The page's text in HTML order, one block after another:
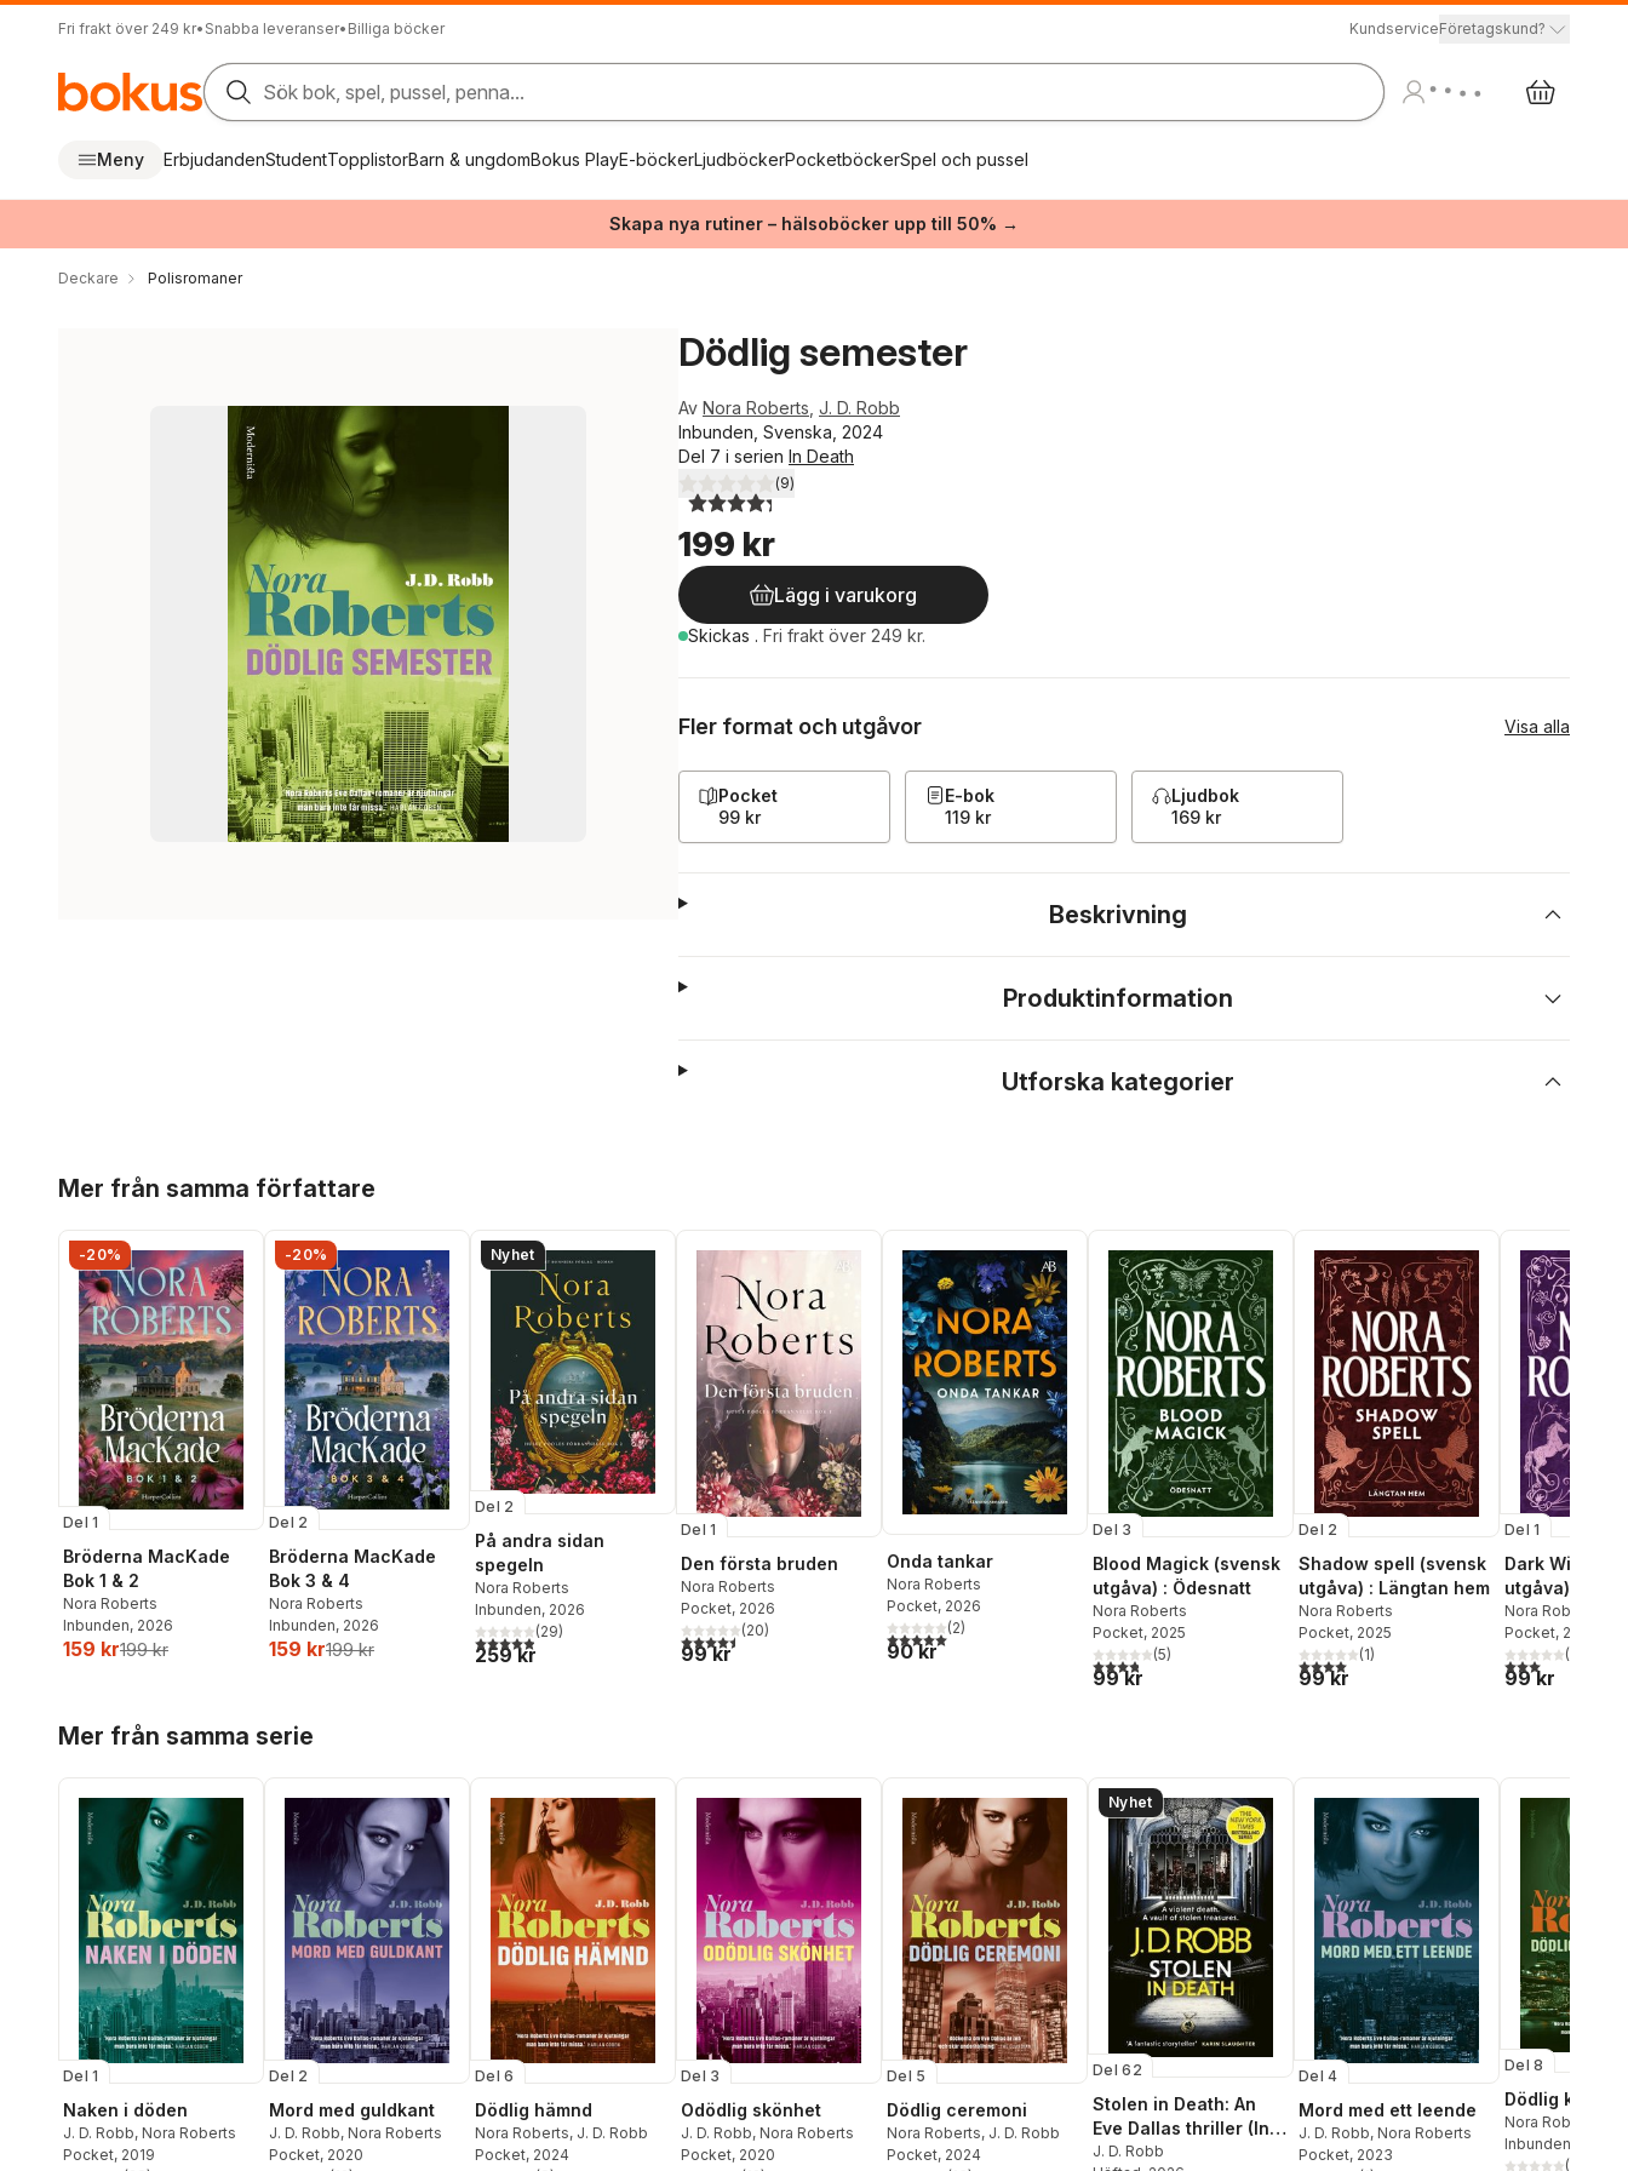
Fri frakt över 249 kr• Snabba leveranser• Billiga böcker KundserviceFöretagskund?
Sök bok, spel, pussel, penna...
Meny ErbjudandenStudentTopplistorBarn & ungdomBokus PlayE-böckerLjudböckerPocketböckerSpel och pussel
Skapa nya rutiner – hälsoböcker upp till 50% →
Deckare Polisromaner
Dödlig semester
Av Nora Roberts J. D. Robb
Inbunden, Svenska, 2024
Del 7 i serien In Death
4,3utav 5 stjärnor. Totalt antal röster:
(9)
199 kr
Lägg i varukorg
Skickas . Fri frakt över 249 kr.
Fler format och utgåvor Visa alla
Pocket
99 kr
E-bok
119 kr
Ljudbok
169 kr
Beskrivning
Produktinformation
Utforska kategorier
Mer från samma författare
-20%
Del 1
Bröderna MacKade
Bok 1 & 2
Nora Roberts
Inbunden, 2026
159 kr199 kr
-20%
Del 2
Bröderna MacKade
Bok 3 & 4
Nora Roberts
Inbunden, 2026
159 kr199 kr
Nyhet
Del 2
På andra sidan
spegeln
Nora Roberts
Inbunden, 2026
4,9utav 5 stjärnor. Totalt antal röster:
(29)
259 kr
Del 1
Den första bruden
Nora Roberts
Pocket, 2026
4,5utav 5 stjärnor. Totalt antal röster:
(20)
99 kr
Onda tankar
Nora Roberts
Pocket, 2026
5,0utav 5 stjärnor. Totalt antal röster:
(2)
90 kr
Del 3
Blood Magick (svensk
utgåva) : Ödesnatt
Nora Roberts
Pocket, 2025
3,8utav 5 stjärnor. Totalt antal röster:
(5)
99 kr
Del 2
Shadow spell (svensk
utgåva) : Längtan hem
Nora Roberts
Pocket, 2025
4,0utav 5 stjärnor. Totalt antal röster:
(1)
99 kr
Del 1
Dark Witch
utgåva)
Nora Roberts
Pocket, 2025
3,0utav 5(
99 kr
Mer från samma serie
Del 1
Naken i döden
J. D. Robb, Nora Roberts
Pocket, 2019
Del 2
Mord med guldkant
J. D. Robb, Nora Roberts
Pocket, 2020
Del 6
Dödlig hämnd
Nora Roberts, J. D. Robb
Pocket, 2024
Del 3
Odödlig skönhet
J. D. Robb, Nora Roberts
Pocket, 2020
Del 5
Dödlig ceremoni
Nora Roberts, J. D. Robb
Pocket, 2024
Nyhet
Del 62
Stolen in Death: An
Eve Dallas thriller (In
Death 62)
J. D. Robb
Del 4
Mord med ett leende
J. D. Robb, Nora Roberts
Pocket, 2023
Del 8
Dödlig
Nora Roberts
Inbunden
(